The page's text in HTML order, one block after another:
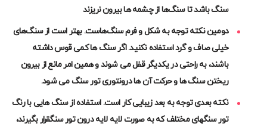
سنگ باشد تا سنگ‌ها از چشمه ها بیرون نریزند
دومین نکته توجه به شکل و فرم سنگ‌هاست. بهتر است از سنگ‌های
خیلی صاف و گرد استفاده نکنید. اگر سنگ ها کمی قوس داشته
باشند، به راحتی در یکدیگر قفل می شوند و همین امر مانع از بیرون
ریختن سنگ ها و حرکت آن ها درونتوری تور سنگمی شود.
نکته بعدی توجه به بعد زیبایی کار است. استفاده از سنگ هایی با رنگ
تور سنگهای مختلف که به صورت لایه لایه درون تور سنگقرار بگیرند،